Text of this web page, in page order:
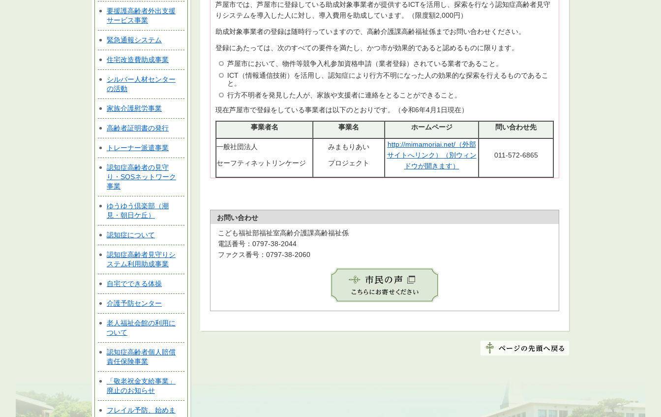
要援護高齢者外出支援
サービス事業
緊急通報システム
住宅改造費助成事業
シルバー人材センター
の活動
家族介護慰労事業
高齢者証明書の発行
トレーナー派遣事業
認知症高齢者の見守
り・SOSネットワーク
事業
ゆうゆう倶楽部（潮
見・朝日ケ丘）
認知症について
認知症高齢者見守りシ
ステム利用助成事業
自宅でできる体操
介護予防センター
老人福祉会館の利用に
ついて
認知症高齢者個人賠償
責任保険事業
「敬老祝金支給事業」
廃止のお知らせ
フレイル予防、始めま
芦屋市では、芦屋市に登録している助成対象事業者が提供するICTを活用し、探索を行なう認知症高齢者見守
りシステムを導入した人に対し、導入費用を助成しています。（限度額2,000円）
助成対象事業者の登録は随時行っていますので、高齢介護課高齢福祉係までお問い合わせください。
登録にあたっては、次のすべての要件を満たし、かつ市が効果的であると認めるものに限ります。
芦屋市において、物件等競争入札参加資格申請（業者登録）されている業者であること。
ICT（情報通信技術）を活用し、認知症により行方不明になった人の効果的な探索を行えるものであるこ
と。
行方不明者を発見した人が、家族や支援者に連絡をとることができること。
現在芦屋市で登録をしている事業者は以下のとおりです。（令和6年4月1日現在）
事業者名 事業名 ホームページ 問い合わせ先
一般社団法人
セーフティネットリンケージ
みまもりあい
プロジェクト
http://mimamoriai.net/（外部
サイトへリンク）（別ウィン
ドウが開きます）
011-572-6865
お問い合わせ
こども福祉部福祉室高齢介護課高齢福祉係
電話番号：0797-38-2044
ファクス番号：0797-38-2060